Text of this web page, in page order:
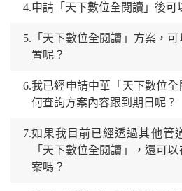
4.申請「天下數位全閱讀」後可
5. 「天下數位全閱讀」方案，
置呢？
6.我已經申請中華「天下數位全
何查詢方案內容跟到期日呢？
7.如果我目前已經透過其他管
「天下數位全閱讀」，還可
案嗎？